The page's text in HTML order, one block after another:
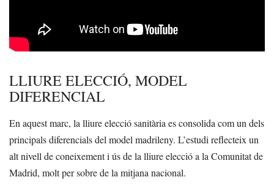
LLIURE ELECCIÓ, MODEL
DIFERENCIAL
En aquest marc, la lliure elecció sanitària es consolida com un dels
principals diferencials del model madrileny. L’estudi reflecteix un
alt nivell de coneixement i ús de la lliure elecció a la Comunitat de
Madrid, molt per sobre de la mitjana nacional.